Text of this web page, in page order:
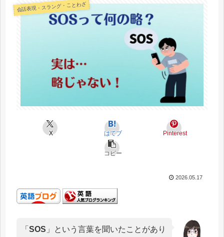
会話表現・スラング・ことわざ
X はてブ Pinterest
コピー
2026.05.17
「 SOS 」という言葉を聞いたことがあり